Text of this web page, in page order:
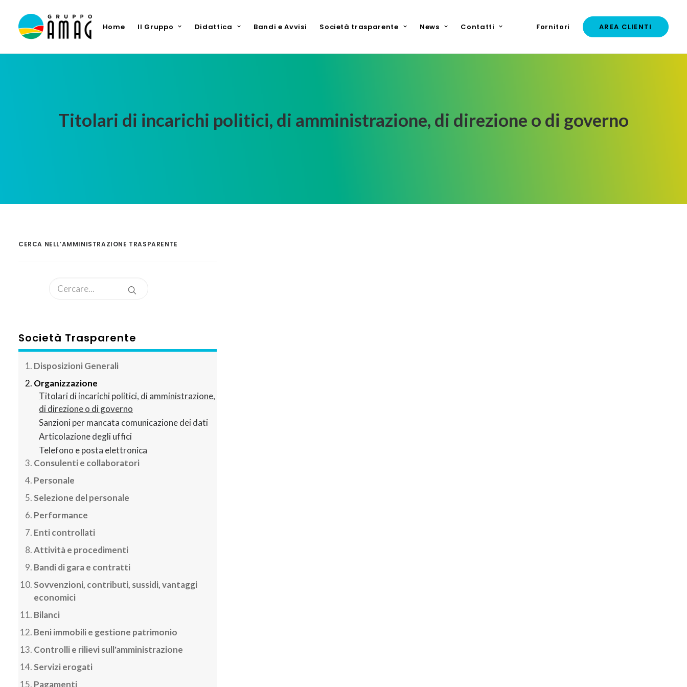
Home Il Gruppo Didattica Bandi e Avvisi Società trasparente News Contatti Fornitori AREA CLIENTI
Titolari di incarichi politici, di amministrazione, di direzione o di governo
CERCA NELL’AMMINISTRAZIONE TRASPARENTE
Società Trasparente
Disposizioni Generali
Organizzazione
Titolari di incarichi politici, di amministrazione,
di direzione o di governo
Sanzioni per mancata comunicazione dei dati
Articolazione degli uffici
Telefono e posta elettronica
Consulenti e collaboratori
Personale
Selezione del personale
Performance
Enti controllati
Attività e procedimenti
Bandi di gara e contratti
Sovvenzioni, contributi, sussidi, vantaggi
economici
Bilanci
Beni immobili e gestione patrimonio
Controlli e rilievi sull'amministrazione
Servizi erogati
Pagamenti